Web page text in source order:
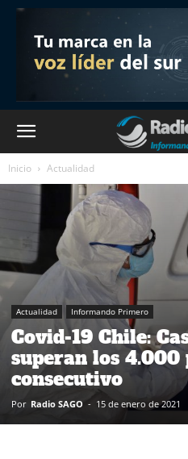
Inicio Actualidad
Actualidad Informando Primero
Covid-19 Chile:
superan los 4.000
consecutivo
Por Radio SAGO - 15 de enero de 2021